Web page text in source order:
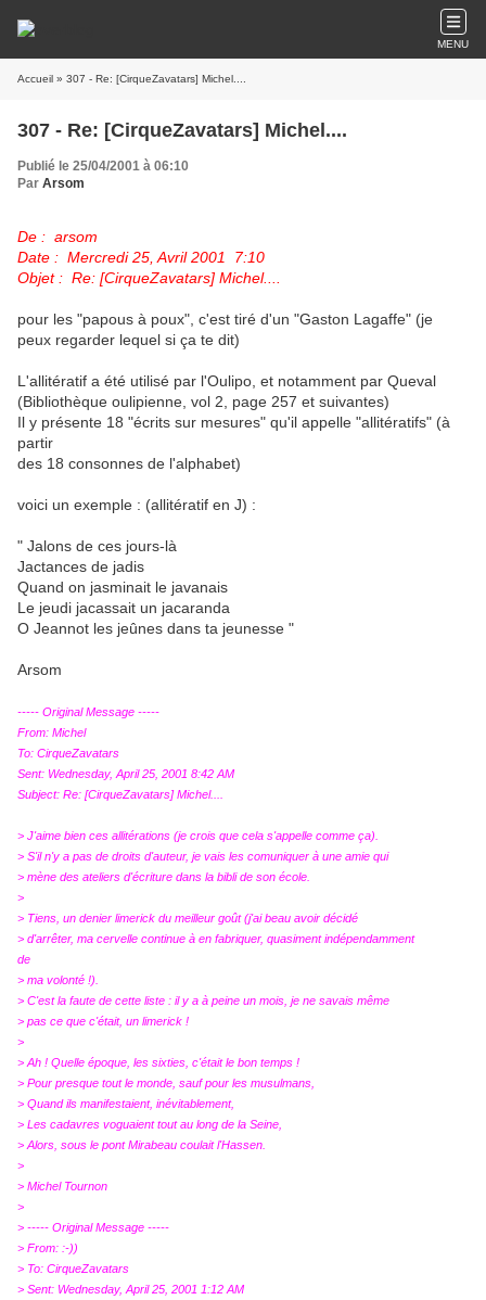
MENU
Accueil » 307 - Re: [CirqueZavatars] Michel....
307 - Re: [CirqueZavatars] Michel....
Publié le 25/04/2001 à 06:10
Par Arsom
De : arsom
Date : Mercredi 25, Avril 2001 7:10
Objet : Re: [CirqueZavatars] Michel....
pour les "papous à poux", c'est tiré d'un "Gaston Lagaffe" (je
peux regarder lequel si ça te dit)
L'allitératif a été utilisé par l'Oulipo, et notamment par Queval
(Bibliothèque oulipienne, vol 2, page 257 et suivantes)
Il y présente 18 "écrits sur mesures" qu'il appelle "allitératifs" (à
partir
des 18 consonnes de l'alphabet)
voici un exemple : (allitératif en J) :
" Jalons de ces jours-là
Jactances de jadis
Quand on jasminait le javanais
Le jeudi jacassait un jacaranda
O Jeannot les jeûnes dans ta jeunesse "
Arsom
----- Original Message -----
From: Michel
To: CirqueZavatars
Sent: Wednesday, April 25, 2001 8:42 AM
Subject: Re: [CirqueZavatars] Michel....
> J'aime bien ces allitérations (je crois que cela s'appelle comme ça).
> S'il n'y a pas de droits d'auteur, je vais les comuniquer à une amie qui
> mène des ateliers d'écriture dans la bibli de son école.
>
> Tiens, un denier limerick du meilleur goût (j'ai beau avoir décidé
> d'arrêter, ma cervelle continue à en fabriquer, quasiment indépendamment
de
> ma volonté !).
> C'est la faute de cette liste : il y a à peine un mois, je ne savais même
> pas ce que c'était, un limerick !
>
> Ah ! Quelle époque, les sixties, c'était le bon temps !
> Pour presque tout le monde, sauf pour les musulmans,
> Quand ils manifestaient, inévitablement,
> Les cadavres voguaient tout au long de la Seine,
> Alors, sous le pont Mirabeau coulait l'Hassen.
>
> Michel Tournon
>
> ----- Original Message -----
> From: :-))
> To: CirqueZavatars
> Sent: Wednesday, April 25, 2001 1:12 AM